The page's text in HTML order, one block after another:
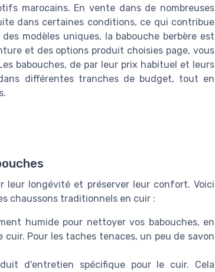
marocains. En vente dans de nombreuses
dans certaines conditions, ce qui contribue
modèles uniques, la babouche berbère est
et des options produit choisies page, vous
babouches, de par leur prix habituel et leurs
différentes tranches de budget, tout en
leur longévité et préserver leur confort. Voici
chaussons traditionnels en cuir :
humide pour nettoyer vos babouches, en
Pour les taches tenaces, un peu de savon
d'entretien spécifique pour le cuir. Cela